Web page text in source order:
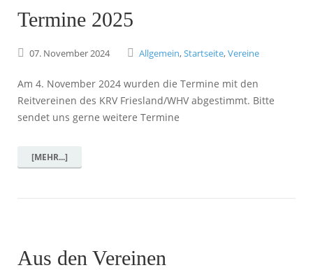
Termine 2025
07. November2024 Allgemein,Startseite,Vereine
Am 4. November 2024 wurden die Termine mit den
Reitvereinen des KRV Friesland/WHV abgestimmt. Bitte
sendet uns gerne weitere Termine
[MEHR...]
Aus den Vereinen